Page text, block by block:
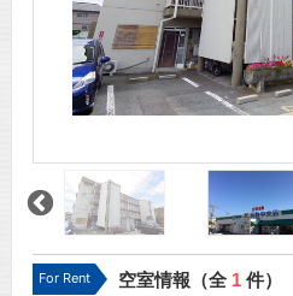
For Rent 空室情報（全 1件）